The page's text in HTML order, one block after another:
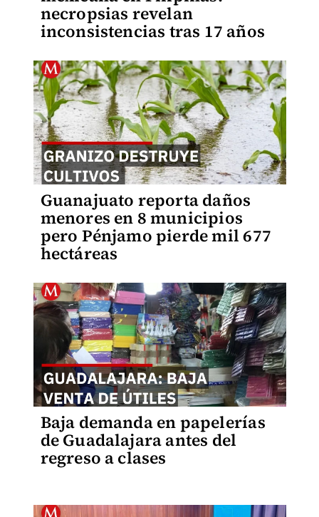
necropsias revelan
inconsistencias tras 17 años
Guanajuato reporta daños
menores en 8 municipios
pero Pénjamo pierde mil 677
hectáreas
Baja demanda en papelerías
de Guadalajara antes del
regreso a clases